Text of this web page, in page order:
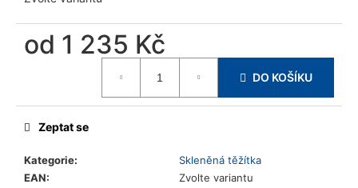
od 1 235 Kč
DO KOŠÍKU
Kategorie:
Skleněná těžítka
EAN:
Zvolte variantu
Zeptat se